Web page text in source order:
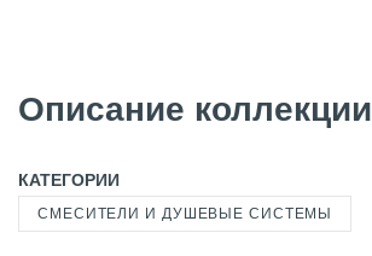
Описание коллекции
КАТЕГОРИИ
СМЕСИТЕЛИ И ДУШЕВЫЕ СИСТЕМЫ